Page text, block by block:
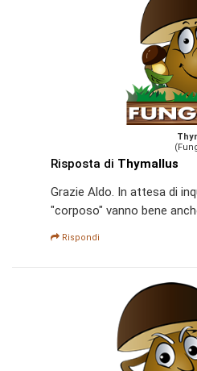
Risposta di Thymallus
Grazie Aldo. In attesa di
"corposo" vanno bene
Rispondi